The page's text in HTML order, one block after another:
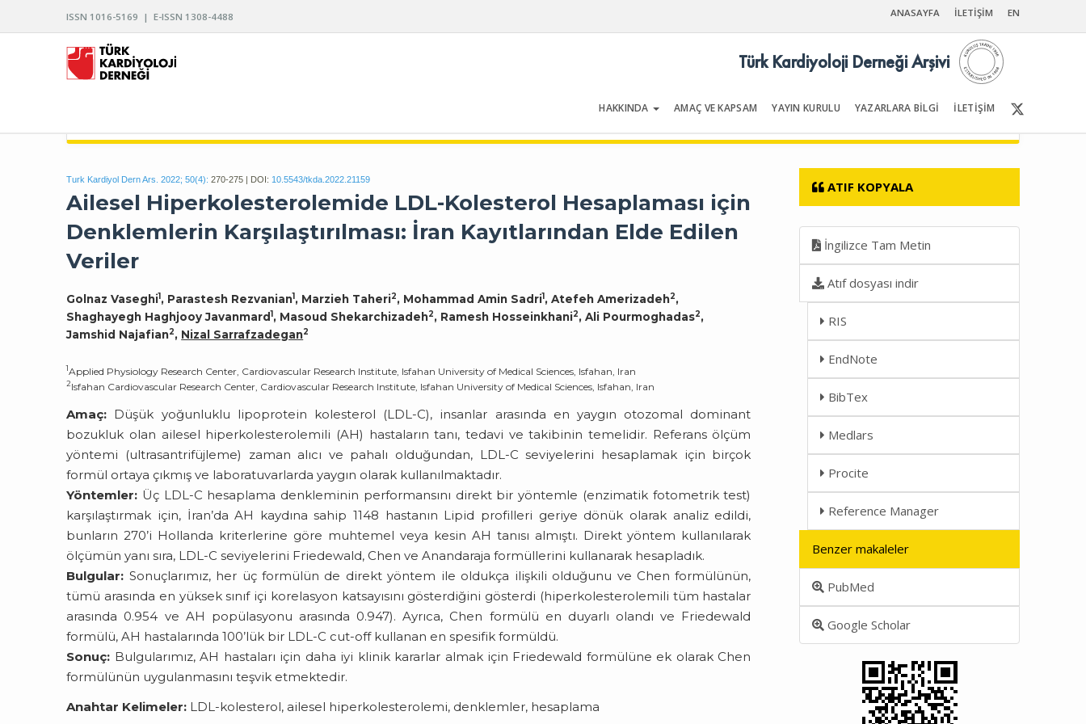
ISSN 1016-5169 | E-ISSN 1308-4488 ANASAYFA İLETİŞİM EN
HAKKINDA AMAÇ VE KAPSAM YAYIN KURULU YAZARLARA BİLGİ İLETİŞİM
Türk Kardiyoloji Derneği Arşivi
Turk Kardiyol Dern Ars. 2022; 50(4): 270-275 | DOI: 10.5543/tkda.2022.21159
Ailesel Hiperkolesterolemide LDL-Kolesterol Hesaplaması için
Denklemlerin Karşılaştırılması: İran Kayıtlarından Elde Edilen
Veriler
Golnaz Vaseghi1, Parastesh Rezvanian1, Marzieh Taheri2, Mohammad Amin Sadri1, Atefeh Amerizadeh2,
Shaghayegh Haghjooy Javanmard 1, Masoud Shekarchizadeh2, Ramesh Hosseinkhani2, Ali Pourmoghadas2,
Jamshid Najafian2, Nizal Sarrafzadegan2
1Applied Physiology Research Center, Cardiovascular Research Institute, Isfahan University of Medical Sciences, Isfahan, Iran
2Isfahan Cardiovascular Research Center, Cardiovascular Research Institute, Isfahan University of Medical Sciences, Isfahan, Iran
Amaç: Düşük yoğunluklu lipoprotein kolesterol (LDL-C), insanlar arasında en yaygın otozomal dominant
bozukluk olan ailesel hiperkolesterolemili (AH) hastaların tanı, tedavi ve takibinin temelidir. Referans ölçüm
yöntemi (ultrasantrifüjleme) zaman alıcı ve pahalı olduğundan, LDL-C seviyelerini hesaplamak için birçok
formül ortaya çıkmış ve laboratuvarlarda yaygın olarak kullanılmaktadır.
Yöntemler: Üç LDL-C hesaplama denkleminin performansını direkt bir yöntemle (enzimatik fotometrik test)
karşılaştırmak için, İran’da AH kaydına sahip 1148 hastanın Lipid profilleri geriye dönük olarak analiz edildi,
bunların 270’i Hollanda kriterlerine göre muhtemel veya kesin AH tanısı almıştı. Direkt yöntem kullanılarak
ölçümün yanı sıra, LDL-C seviyelerini Friedewald, Chen ve Anandaraja formüllerini kullanarak hesapladık.
Bulgular: Sonuçlarımız, her üç formülün de direkt yöntem ile oldukça ilişkili olduğunu ve Chen formülünün,
tümü arasında en yüksek sınıf içi korelasyon katsayısını gösterdiğini gösterdi (hiperkolesterolemili tüm hastalar
arasında 0.954 ve AH popülasyonu arasında 0.947). Ayrıca, Chen formülü en duyarlı olandı ve Friedewald
formülü, AH hastalarında 100’lük bir LDL-C cut-off kullanan en spesifik formüldü.
Sonuç: Bulgularımız, AH hastaları için daha iyi klinik kararlar almak için Friedewald formülüne ek olarak Chen
formülünün uygulanmasını teşvik etmektedir.
Anahtar Kelimeler: LDL-kolesterol, ailesel hiperkolesterolemi, denklemler, hesaplama
ATIF KOPYALA
İngilizce Tam Metin
Atıf dosyası indir
RIS
EndNote
BibTex
Medlars
Procite
Reference Manager
Benzer makaleler
PubMed
Google Scholar